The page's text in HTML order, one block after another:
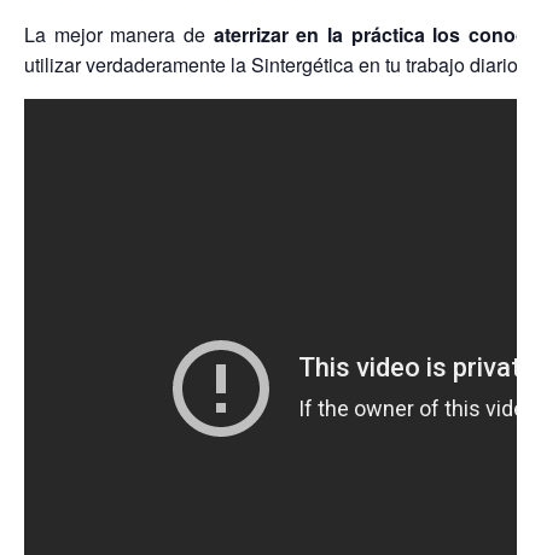
La mejor manera de aterrizar en la práctica los
utilizar verdaderamente la Sintergética en tu trabajo diario,